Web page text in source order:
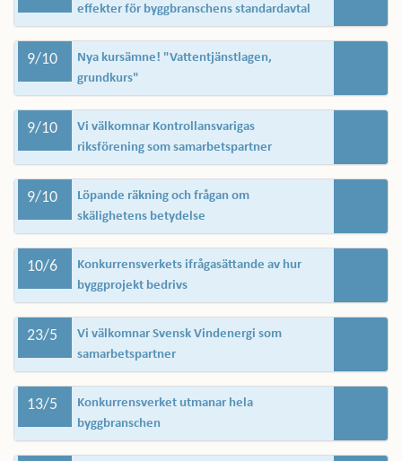
effekter för byggbranschens standardavtal
9/10
Nya kursämne! "Vattentjänstlagen,
grundkurs"
9/10
Vi välkomnar Kontrollansvarigas
riksförening som samarbetspartner
9/10
Löpande räkning och frågan om
skälighetens betydelse
10/6
Konkurrensverkets ifrågasättande av hur
byggprojekt bedrivs
23/5
Vi välkomnar Svensk Vindenergi som
samarbetspartner
13/5
Konkurrensverket utmanar hela
byggbranschen